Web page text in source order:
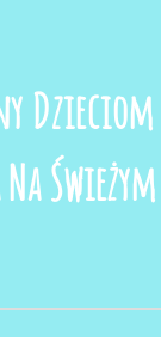
Dzieciom
Świeżym